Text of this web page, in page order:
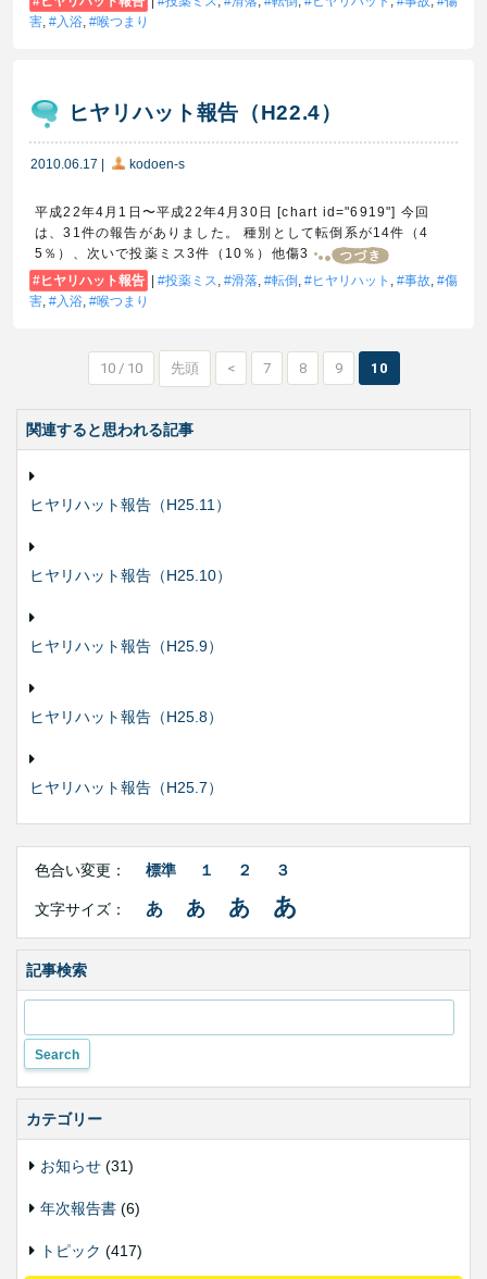
害, 入浴, 喉つまり
ヒヤリハット報告（H22.4）
2010.06.17 kodoen-s
平成22年4月1日〜平成22年4月30日 [chart id="6919"] 今回
は、31件の報告がありました。 種別として転倒系が14件（4
5％）、次いで投薬ミス3件（10％）他傷3
ヒヤリハット報告
投薬ミス, 滑落, 転倒 , ヒヤリハット , 事故,
傷
害, 入浴, 喉つまり
10 / 10 先頭 < 7 8 9 10
関連すると思われる記事
ヒヤリハット報告（H25.11）
ヒヤリハット報告（H25.10）
ヒヤリハット報告（H25.9）
ヒヤリハット報告（H25.8）
ヒヤリハット報告（H25.7）
Right
Contents
合
変
色合い変更： 標準 １ ２ ３
文字サイズ： あ あ あ あ
記事検索
カテゴリー
お知らせ (31)
年次報告書 (6)
トピック (417)